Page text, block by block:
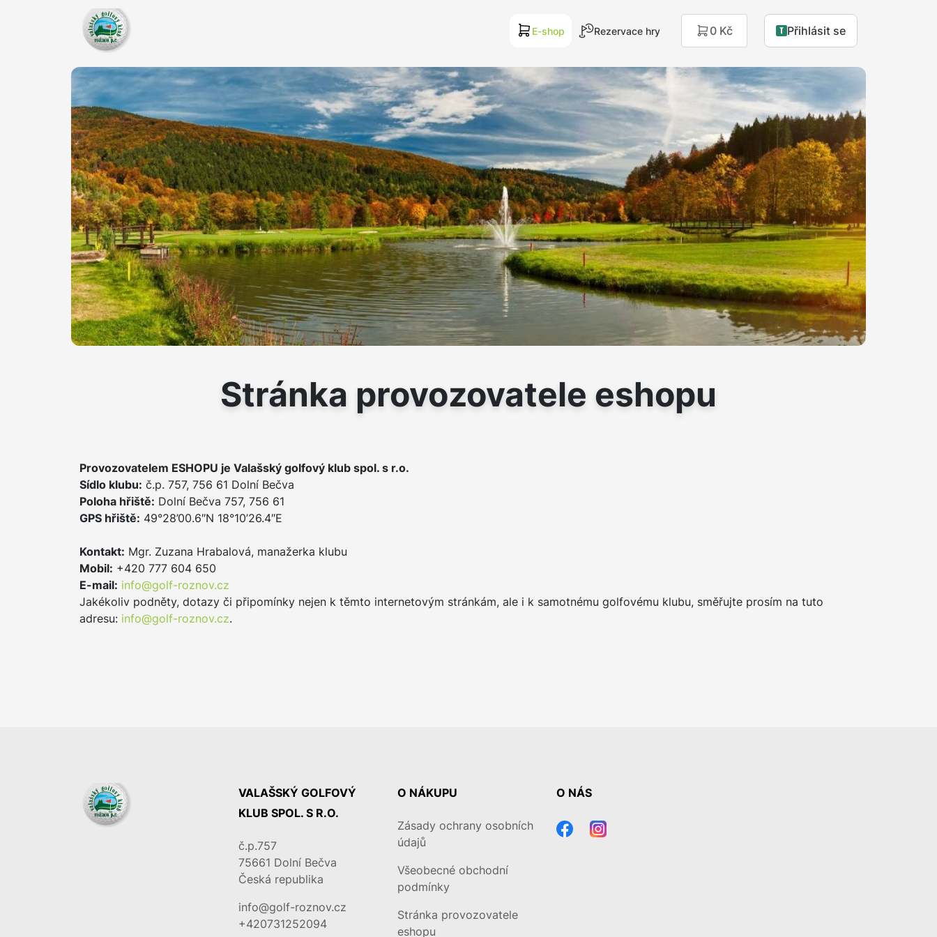
E-shop Rezervace hry 0 Kč Přihlásit se
Stránka provozovatele eshopu
Provozovatelem ESHOPU je Valašský golfový klub spol. s r.o.
Sídlo klubu: č.p. 757, 756 61 Dolní Bečva
Poloha hřiště: Dolní Bečva 757, 756 61
GPS hřiště: 49°28’00.6″N 18°10’26.4″E
Kontakt: Mgr. Zuzana Hrabalová, manažerka klubu
Mobil: +420 777 604 650
E-mail: info@golf-roznov.cz
Jakékoliv podněty, dotazy či připomínky nejen k těmto internetovým stránkám, ale i k samotnému golfovému klubu, směřujte prosím na tuto
adresu: info@golf-roznov.cz.
VALAŠSKÝ GOLFOVÝ
KLUB SPOL. S R.O.
č.p.757
75661 Dolní Bečva
Česká republika
info@golf-roznov.cz
+420731252094
O NÁKUPU
Zásady ochrany osobních
údajů
Všeobecné obchodní
podmínky
Stránka provozovatele
eshopu
O NÁS